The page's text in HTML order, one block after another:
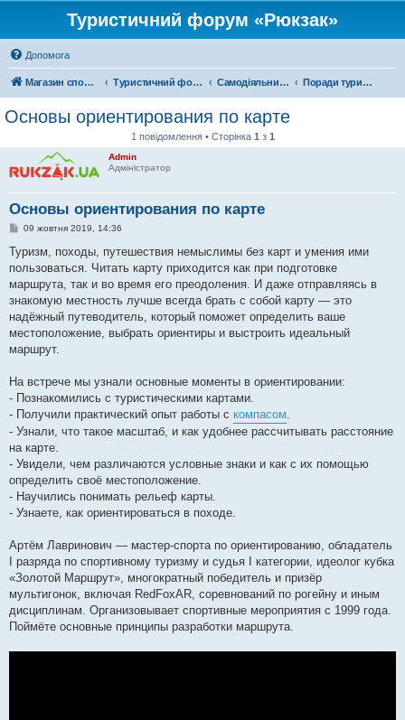
Туристичний форум «Рюкзак»
Допомога
Магазин спорядження Туристичний форум «Рюкзак» Самодіяльний туризм Поради туристам
Основы ориентирования по карте
1 повідомлення • Сторінка 1 з 1
Admin
Адміністратор
Основы ориентирования по карте
П
в
д
о
м
л
е
н
н
я
09 жовтня 2019, 14:36
Туризм, походы, путешествия немыслимы без карт и умения ими
пользоваться. Читать карту приходится как при подготовке
маршрута, так и во время его преодоления. И даже отправляясь в
знакомую местность лучше всегда брать с собой карту — это
надёжный путеводитель, который поможет определить ваше
местоположение, выбрать ориентиры и выстроить идеальный
маршрут.
На встрече мы узнали основные моменты в ориентировании:
- Познакомились с туристическими картами.
- Получили практический опыт работы с компасом.
- Узнали, что такое масштаб, и как удобнее рассчитывать расстояние
на карте.
- Увидели, чем различаются условные знаки и как с их помощью
определить своё местоположение.
- Научились понимать рельеф карты.
- Узнаете, как ориентироваться в походе.
Артём Лавринович — мастер-спорта по ориентированию, обладатель
I разряда по спортивному туризму и судья I категории, идеолог кубка
«Золотой Маршрут», многократный победитель и призёр
мультигонок, включая RedFoxAR, соревнований по рогейну и иным
дисциплинам. Организовывает спортивные мероприятия с 1999 года.
Поймёте основные принципы разработки маршрута.